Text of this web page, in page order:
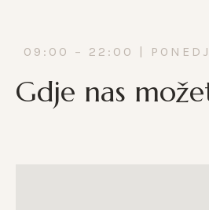
09:00 – 22:00 |
Gdje nas